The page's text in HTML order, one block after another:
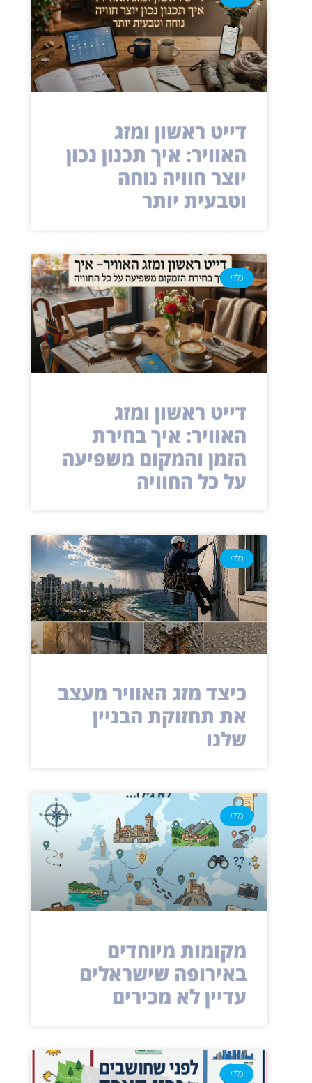
דייט ראשון ומזג
האוויר: איך תכנון נכון
יוצר חוויה נוחה
וטבעית יותר
כללי
דייט ראשון ומזג
האוויר: איך בחירת
הזמן והמקום משפיעה
על כל החוויה
כללי
כיצד מזג האוויר מעצב
את תחזוקת הבניין
שלנו
כללי
מקומות מיוחדים
באירופה שישראלים
עדיין לא מכירים
כללי